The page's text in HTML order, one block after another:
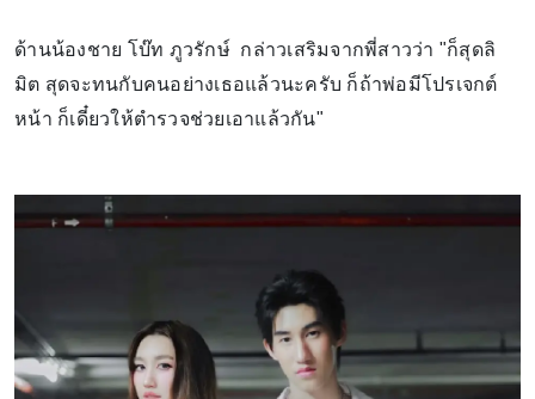
ด้านน้องชาย โบ๊ท ภูวรักษ์ กล่าวเสริมจากพี่สาวว่า "ก็สุดลิ
มิต สุดจะทนกับคนอย่างเธอแล้วนะครับ ก็ถ้าพ่อมีโปรเจกต์
หน้า ก็เดี๋ยวให้ตำรวจช่วยเอาแล้วกัน"